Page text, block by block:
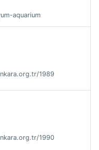
aquarium
1989
1990